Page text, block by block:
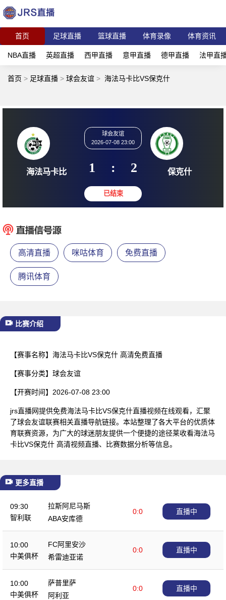
首页 足球直播 篮球直播 体育录像 体育资讯
NBA直播 英超直播 西甲直播 意甲直播 德甲直播 法甲直
首页 > 足球直播 > 球会友谊 > 海法马卡比VS保克什
海法马卡比
球会友谊
2026-07-08 23:00
1 : 2 保
高清直播 咪咕体育 免费直播
腾讯体育
比赛介绍
【赛事名称】 海法马卡比VS保克什 高清免费直播
【赛事分类】 球会友谊
【开赛时间】 2026-07-08 23:00
jrs直播网提供免费海法马卡比VS保克什直播视频在线观看，汇聚
了球会友谊联赛相关直播导航链接。本站整理了各大平台的优质体
育联赛资源，为广大的球迷朋友提供一个便捷的途径莱收看海法马
卡比VS保克什 高清视频直播、比赛数据分析等信息。
更多直播
09:30
智利联
拉斯阿尼马斯
0:0
ABA安库德
直播中
10:00
中美俱杯
FC阿里安沙
0:0
希雷迪亚诺
直播中
10:00
中美俱杯
萨普里萨
0:0
阿利亚
直播中